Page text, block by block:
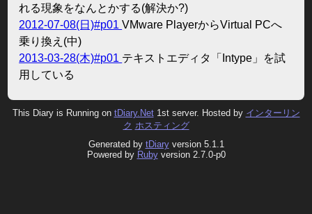
れる現象をなんとかする(解決か?)
2012-07-08(日)#p01VMware PlayerからVirtual PCへ
乗り換え(中)
2013-03-28(木)#p01 テキストエディタ「Intype」を試
用している
This Diary is Running on tDiary.Net1st server. Hosted by インターリン
ク ホスティング
Generated by tDiaryversion 5.1.1
Powered by Rubyversion 2.7.0-p0